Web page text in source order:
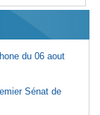
grave accident de
après le
du courant
du 06 aout
Sénat de